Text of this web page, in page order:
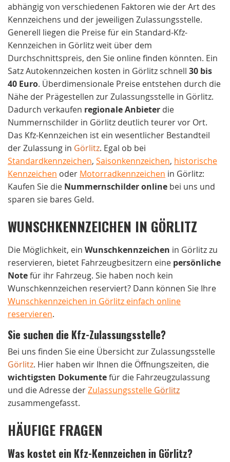
abhängig von verschiedenen Faktoren wie der Art des
Kennzeichens und der jeweiligen Zulassungsstelle.
Generell liegen die Preise für ein Standard-Kfz-
Kennzeichen in Görlitz weit über dem
Durchschnittspreis, den Sie online finden könnten. Ein
Satz Autokennzeichen kosten in Görlitz schnell 30 bis
40 Euro. Überdimensionale Preise entstehen durch die
Nähe der Prägestellen zur Zulassungsstelle in Görlitz.
Dadurch verkaufen regionaleAnbieter die
Nummernschilder in Görlitz deutlich teurer vor Ort.
Das Kfz-Kennzeichen ist ein wesentlicher Bestandteil
der Zulassung in Görlitz. Egal ob bei
Standardkennzeichen, Saisonkennzeichen, historische
Kennzeichen oder Motorradkennzeichen in Görlitz:
Kaufen Sie die Nummernschilder online bei uns und
sparen sie bares Geld.
WUNSCHKENNZEICHEN IN GÖRLITZ
Die Möglichkeit, ein Wunschkennzeichen in Görlitz zu
reservieren, bietet Fahrzeugbesitzern eine persönliche
Notefür ihr Fahrzeug. Sie haben noch kein
Wunschkennzeichen reserviert? Dann können Sie Ihre
Wunschkennzeichen in Görlitz einfach online
reservieren.
Sie suchen die Kfz-Zulassungsstelle?
Bei uns finden Sie eine Übersicht zur Zulassungsstelle
Görlitz. Hier haben wir Ihnen die Öffnungszeiten, die
wichtigsten Dokumentefür die Fahrzeugzulassung
und die Adresse derZulassungsstelle Görlitz
zusammengefasst.
HÄUFIGE FRAGEN
Was kostet ein Kfz-Kennzeichen in Görlitz?